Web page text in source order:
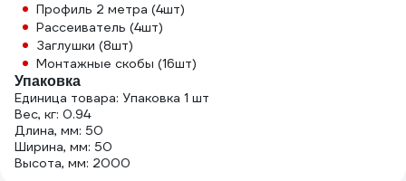
Профиль 2 метра (4шт)
Рассеиватель (4шт)
Заглушки (8шт)
Монтажные скобы (16шт)
Упаковка
Единица товара: Упаковка 1 шт
Вес, кг: 0.94
Длина, мм: 50
Ширина, мм: 50
Высота, мм: 2000